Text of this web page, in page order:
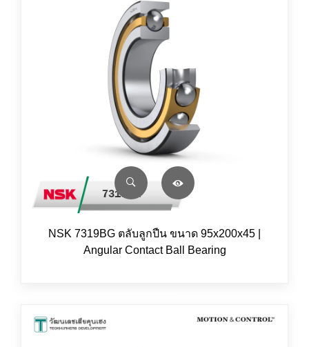
NSK 7319BG ตลับลูกปืน ขนาด 95x200x45 |
Angular Contact Ball Bearing